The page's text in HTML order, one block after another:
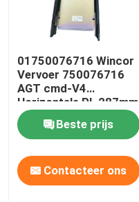
01750076716 Wincor
Vervoer 750076716
AGT cmd-V4
Horizontale RL 287mm
Beste prijs
Contacteer ons